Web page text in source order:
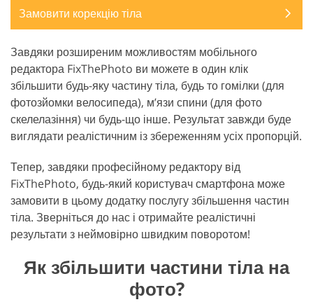
Замовити корекцію тіла
Завдяки розширеним можливостям мобільного
редактора FixThePhoto ви можете в один клік
збільшити будь-яку частину тіла, будь то гомілки (для
фотозйомки велосипеда), м’язи спини (для фото
скелелазіння) чи будь-що інше. Результат завжди буде
виглядати реалістичним із збереженням усіх пропорцій.
Тепер, завдяки професійному редактору від
FixThePhoto, будь-який користувач смартфона може
замовити в цьому додатку послугу збільшення частин
тіла. Зверніться до нас і отримайте реалістичні
результати з неймовірно швидким поворотом!
Як збільшити частини тіла на
фото?